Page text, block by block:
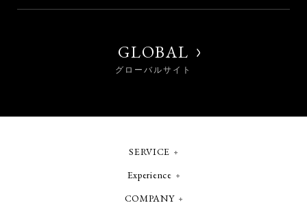
GLOBAL
グローバルサイト
SERVICE
Experience
COMPANY